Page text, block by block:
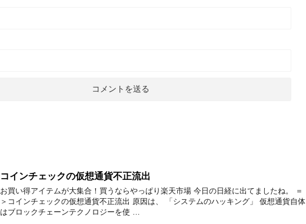
コインチェックの仮想通貨不正流出
お買い得アイテムが大集合！買うならやっぱり楽天市場 今日の日経に出てましたね。 ＝
＞コインチェックの仮想通貨不正流出 原因は、 「システムのハッキング」 仮想通貨自体
はブロックチェーンテクノロジーを使 …